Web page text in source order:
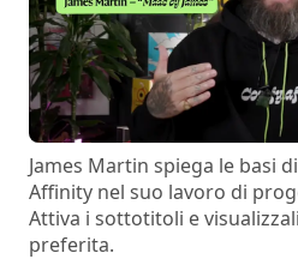
James Martin spiega le basi
Affinity nel suo lavoro di
Attiva i sottotitoli e
preferita.